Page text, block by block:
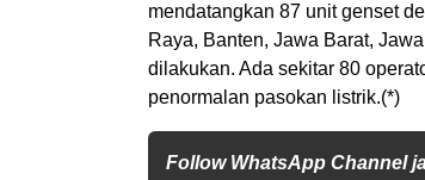
mendatangkan 87 unit genset
Raya, Banten, Jawa Barat,
dilakukan. Ada sekitar 80
penormalan pasokan listrik.(*)
Follow WhatsApp Channel